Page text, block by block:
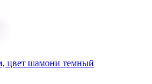
цвет шамони темный